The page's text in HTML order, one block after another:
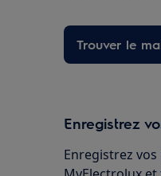
Trouver le
Enregistrez
Enregistrez